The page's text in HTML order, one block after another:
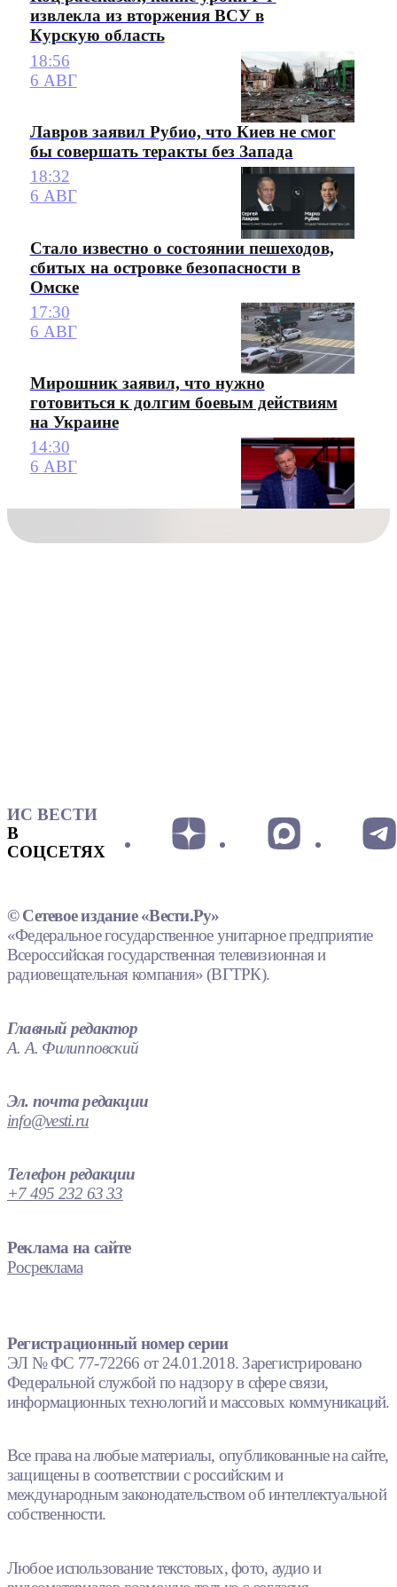
извлекла из вторжения ВСУ в
Курскую область
18:56
6 АВГ
Лавров заявил Рубио, что Киев не смог
бы совершать теракты без Запада
18:32
6 АВГ
Стало известно о состоянии пешеходов,
сбитых на островке безопасности в
Омске
17:30
6 АВГ
Мирошник заявил, что нужно
готовиться к долгим боевым действиям
на Украине
14:30
6 АВГ
ИС ВЕСТИ
В
СОЦСЕТЯХ
© Сетевое издание «Вести.Ру»
«Федеральное государственное унитарное предприятие
Всероссийская государственная телевизионная и
радиовещательная компания» (ВГТРК).
Главный редактор
А. А. Филипповский
Эл. почта редакции
info@vesti.ru
Телефон редакции
+7 495 232 63 33
Реклама на сайте
Росреклама
Регистрационный номер серии
ЭЛ № ФС 77-72266 от 24.01.2018. Зарегистрировано
Федеральной службой по надзору в сфере связи,
информационных технологий и массовых коммуникаций.
Все права на любые материалы, опубликованные на сайте,
защищены в соответствии с российским и
международным законодательством об интеллектуальной
собственности.
Любое использование текстовых, фото, аудио и